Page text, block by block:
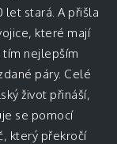
let stará. A přišla
které mají
tím nejlepším
páry. Celé
život přináší,
se pomocí
který překročí